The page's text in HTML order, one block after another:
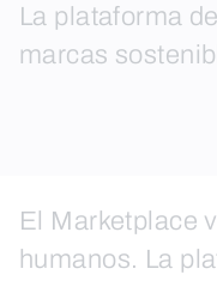
La plataforma
marcas
El Marketplace
humanos. La